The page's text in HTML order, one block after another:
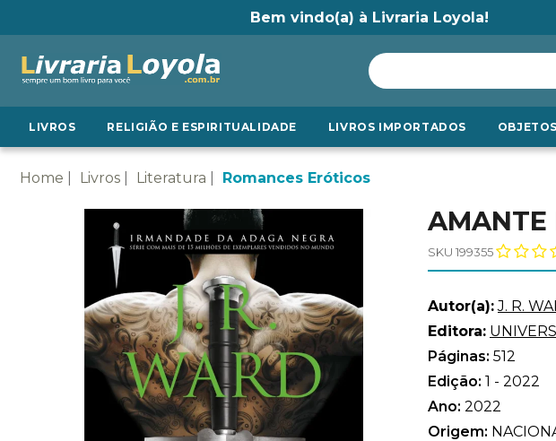
Bem vindo(a) à Livraria Loyola!
LIVROS RELIGIÃO E ESPIRITUALIDADE LIVROS IMPORTADOS
Home Livros Literatura Romances Eróticos
AMANTE
SKU 199355
Autor(a): J. R.
Editora:
Páginas: 512
Edição: 1 - 2022
Ano: 2022
Origem: